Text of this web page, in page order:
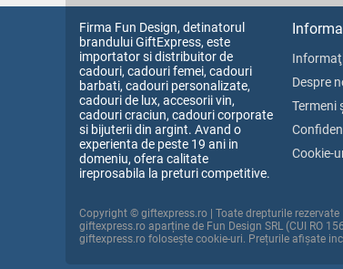
Firma Fun Design, detinatorul
brandului GiftExpress, este
importator si distribuitor de
cadouri, cadouri femei, cadouri
barbati, cadouri personalizate,
cadouri de lux, accesorii vin,
cadouri craciun, cadouri corporate
si bijuterii din argint. Avand o
experienta de peste 19 ani in
domeniu, ofera calitate
ireprosabila la preturi competitive.
Despre
Termeni
Cookie-
Copyright © giftexpress.ro | Toate drepturile rezervate
giftexpress.ro aparține de Fun Design SRL (CUI RO
giftexpress.ro folosește cookie-uri. Prețurile afișate